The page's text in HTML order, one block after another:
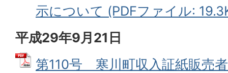
示について (PDFファイル:
平成29年9月21日
第110号 寒川町収入証紙販売